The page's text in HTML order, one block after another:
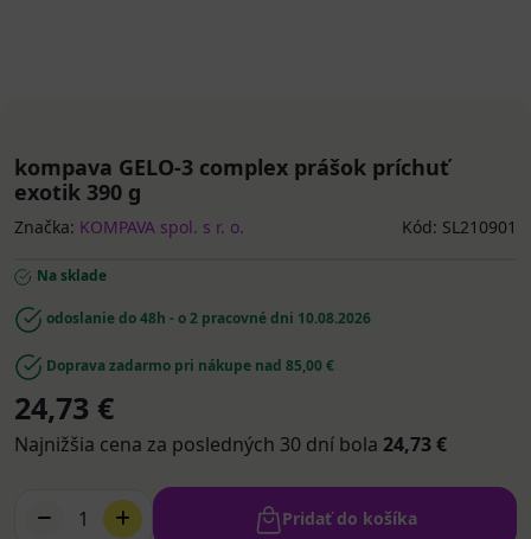
kompava GELO-3 complex prášok príchuť
exotik 390 g
Značka: KOMPAVA spol. s r. o. Kód: SL210901
Na sklade
odoslanie do 48h - o 2 pracovné dni 10.08.2026
Doprava zadarmo pri nákupe nad 85,00 €
24,73 €
Najnižšia cena za posledných 30 dní bola 24,73 €
1 Pridať do košíka